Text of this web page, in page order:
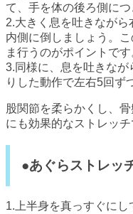
て、手を体の後ろ側につ
2.大きく息を吐きなが
内側に倒しましょう。
ま行うのがポイントです
3.同様に、息を吐きなが
りした動作で左右5回ず
股関節を柔らかくし、
にも効果的なストレッチ
●あぐらストレッ
1.上半身を真っすぐにし